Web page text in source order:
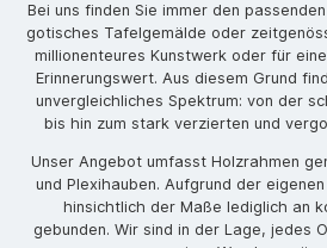
Bei uns finden Sie immer den
gotisches Tafelgemälde oder
millionenteures Kunstwerk oder für
Erinnerungswert. Aus diesem Grund
unvergleichliches Spektrum: von der
bis hin zum stark verzierten und
Unser Angebot umfasst Holzrahmen
und Plexihauben. Aufgrund der
hinsichtlich der Maße lediglich an
gebunden. Wir sind in der Lage, jedes